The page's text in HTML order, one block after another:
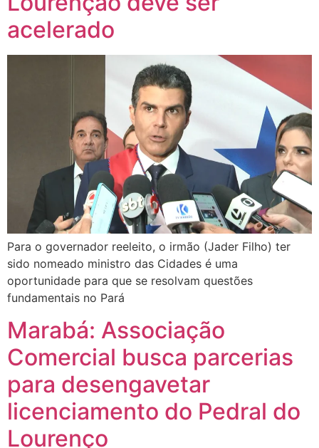
acelerado
Para o governador reeleito, o irmão (Jader Filho) ter
sido nomeado ministro das Cidades é uma
oportunidade para que se resolvam questões
fundamentais no Pará
Marabá: Associação
Comercial busca parcerias
para desengavetar
licenciamento do Pedral do
Lourenço